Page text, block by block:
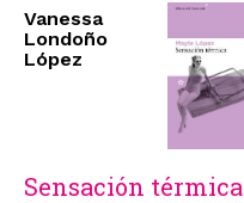
Vanessa
Londoño
López
Sensación térmica